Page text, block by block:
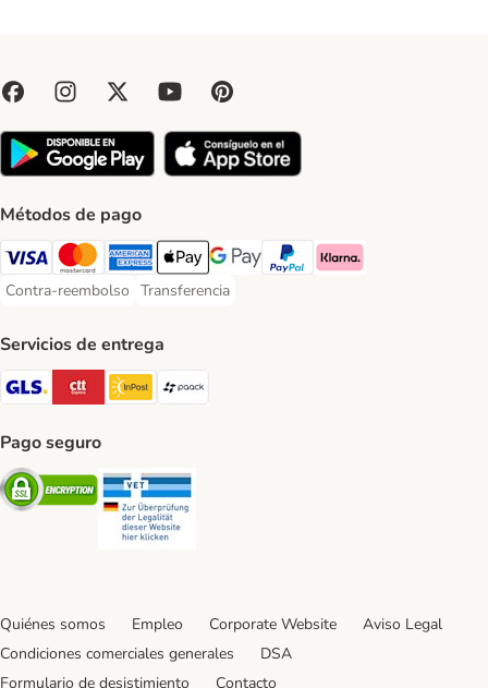
Métodos de pago
Visa Payment Method
Mastercard Payment Method
American Express Payment Method
Apple Pay Payment Method
Google Pay Payment Method
PayPal Payment Method
Klarna Payment Method
Contra-reembolso
Contra-reembolso Payment Method
Transferencia
Transferencia Payment Method
Servicios de entrega
GLS Shipping Method
CTTExpress Shipping Method
InPost Shipping Method
paack Shipping Method
Pago seguro
Security
Quiénes somos Empleo Corporate Website
Aviso Legal
Condiciones comerciales generales
DSA
Formulario de desistimiento
Contacto